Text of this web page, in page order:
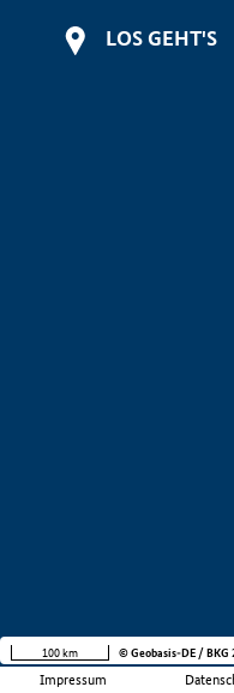
LOS GEHT'S
Impressum
100 km © Geobasis-DE / BKG